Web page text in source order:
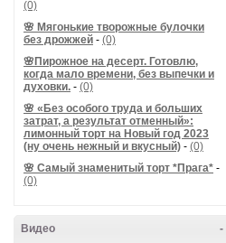
(0)
🌸 Мягонькие творожные булочки
без дрожжей - (0)
🌸Пирожное на десерт. Готовлю,
когда мало времени, без выпечки и
духовки. - (0)
🌸 «Без особого труда и больших
затрат, а результат отменный»:
лимонный торт на Новый год 2023
(ну очень нежный и вкусный) - (0)
🌸 Самый знаменитый торт *Прага* -
(0)
-
Видео